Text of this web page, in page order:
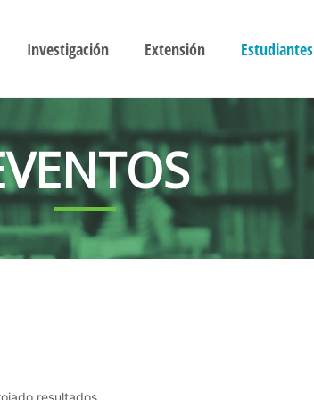
Investigación Extensión Estudiantes
resultados